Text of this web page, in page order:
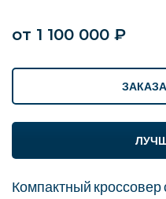
от 1 100 000 ₽
Компактный кроссовер